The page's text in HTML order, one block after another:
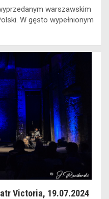
warszawskim
W gęsto wypełnionym
Victoria, 19.07.2024